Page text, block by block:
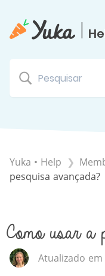
|
Yuka • Help
pesquisa avançada?
Como usar a
Atualizado